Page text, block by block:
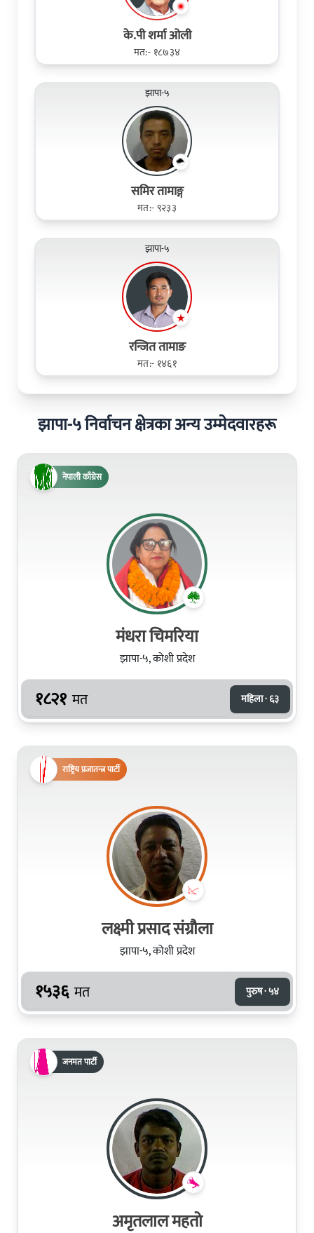
के.पी शर्मा ओली
मत:- १८७३४
झापा-५
समिर तामाङ्ग
मत:- ९२३३
झापा-५
रन्जित तामाङ
मत:- १४६१
झापा-५ निर्वाचन क्षेत्रका अन्य उम्मेदवारहरू
नेपाली काँग्रेस
मंधरा चिमरिया
झापा-५, कोशी प्रदेश
१८२१ मत महिला · ६३
राष्ट्रिय प्रजातन्त्र पार्टी
लक्ष्मी प्रसाद संग्रौला
झापा-५, कोशी प्रदेश
१५३६ मत पुरुष · ५४
जनमत पार्टी
अमृतलाल महतो